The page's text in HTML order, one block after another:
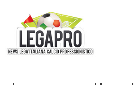
contenuto